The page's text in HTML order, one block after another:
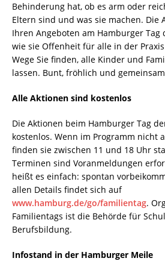
Behinderung hat, ob es arm oder
Eltern sind und was sie machen. Die
Ihren Angeboten am Hamburger Tag
wie sie Offenheit für alle in der
Wege Sie finden, alle Kinder und
lassen. Bunt, fröhlich und
Alle Aktionen sind kostenlos
Die Aktionen beim Hamburger Tag
kostenlos. Wenn im Programm nicht
finden sie zwischen 11 und 18 Uhr
Terminen sind Voranmeldungen
heißt es einfach: spontan
allen Details findet sich auf
www.hamburg.de/go/familientag.
Familientags ist die Behörde für
Berufsbildung.
Infostand in der Hamburger Meile